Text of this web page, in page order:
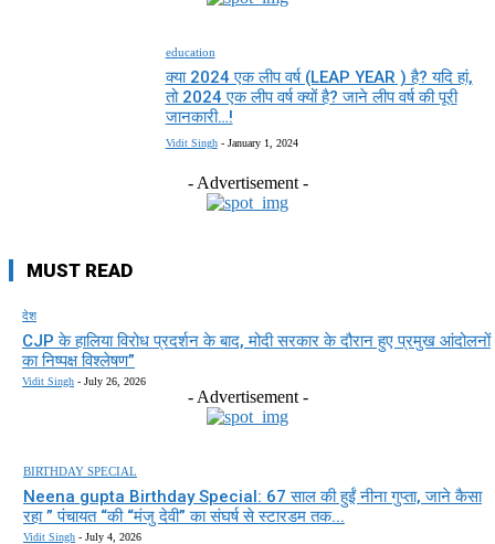
education
क्या 2024 एक लीप वर्ष (LEAP YEAR ) है? यदि हां,
तो 2024 एक लीप वर्ष क्यों है? जाने लीप वर्ष की पूरी
जानकारी…!
Vidit Singh - January 1, 2024
- Advertisement -
MUST READ
देश
CJP के हालिया विरोध प्रदर्शन के बाद, मोदी सरकार के दौरान हुए प्रमुख आंदोलनों
का निष्पक्ष विश्लेषण”
Vidit Singh - July 26, 2026
- Advertisement -
BIRTHDAY SPECIAL
Neena gupta Birthday Special: 67 साल की हुईं नीना गुप्ता, जाने कैसा
रहा ” पंचायत “की “मंजु देवी” का संघर्ष से स्टारडम तक...
Vidit Singh - July 4, 2026